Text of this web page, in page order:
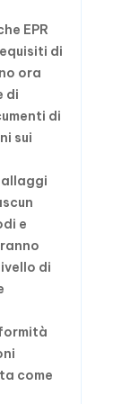
EPR
di
ora
di
di
sui
e
di
come